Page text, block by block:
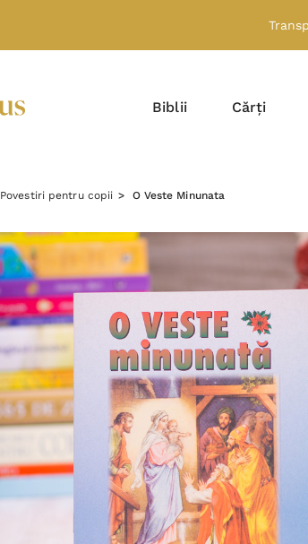
Biblii Cărți
Povestiri pentru copii O Veste Minunata